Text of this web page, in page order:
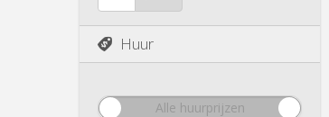
Huur
Alle huurprijzen